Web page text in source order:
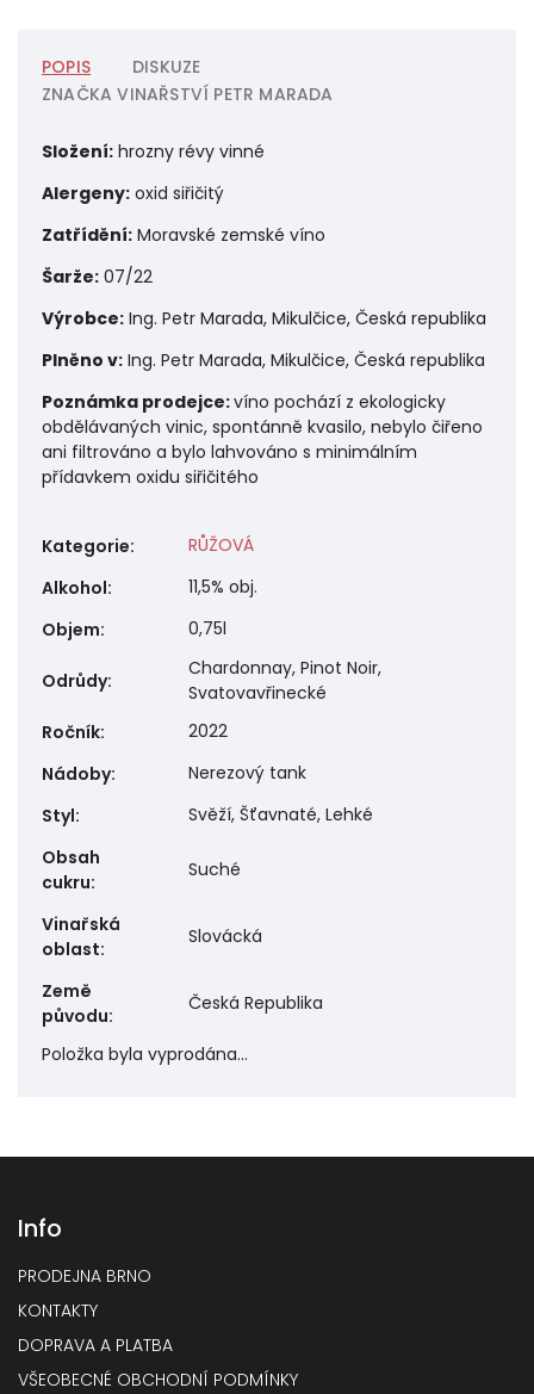
POPIS
DISKUZE
ZNAČKA VINAŘSTVÍ PETR MARADA
Složení: hrozny révy vinné
Alergeny: oxid siřičitý
Zatřídění: Moravské zemské víno
Šarže: 07/22
Výrobce: Ing. Petr Marada, Mikulčice, Česká republika
Plněno v: Ing. Petr Marada, Mikulčice, Česká republika
Poznámka prodejce:víno pochází z ekologicky
obdělávaných vinic, spontánně kvasilo, nebylo čiřeno
ani filtrováno a bylo lahvováno s minimálním
přídavkem oxidu siřičitého
Kategorie:
RŮŽOVÁ
Alkohol:
11,5% obj.
Objem: 0,75l
Odrůdy:
Chardonnay, Pinot Noir,
Svatovavřinecké
Ročník:
2022
Nádoby:
Nerezový tank
Styl:
Svěží, Šťavnaté, Lehké
Obsah
cukru:
Suché
Vinařská
oblast:
Slovácká
Země
původu:
Česká Republika
Položka byla vyprodána…
Info
PRODEJNA BRNO
KONTAKTY
DOPRAVA A PLATBA
VŠEOBECNÉ OBCHODNÍ PODMÍNKY